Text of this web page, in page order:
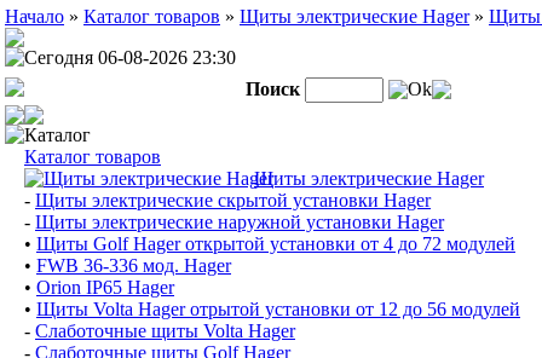
Начало » Каталог товаров » Щиты электрические Hager» Щиты
Сегодня 06-08-2026 23:30
Поиск
Ok
Каталог
Каталог товаров
Щиты электрические Hager
- Щиты электрические скрытой установки Hager
- Щиты электрические наружной установки Hager
• Щиты Golf Hager открытой установки от 4 до 72 модулей
• FWB 36-336 мод. Hager
• Orion IP65 Hager
• Щиты Volta Hager отрытой установки от 12 до 56 модулей
- Слаботочные щиты Volta Hager
- Слаботочные щиты Golf Hager